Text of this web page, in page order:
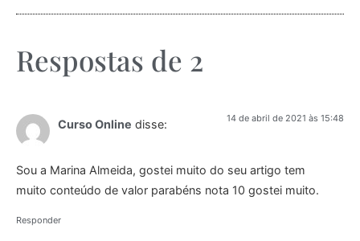
Respostas de 2
Curso Online disse: 14 de abril de 2021 às 15:48
Sou a Marina Almeida, gostei muito do seu artigo tem
muito conteúdo de valor parabéns nota 10 gostei muito.
Responder